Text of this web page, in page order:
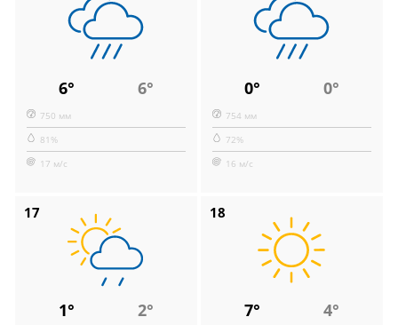
6° 6°
750 мм
81%
17 м/с
0° 0°
754 мм
72%
16 м/с
17
1° 2°
18
7° 4°